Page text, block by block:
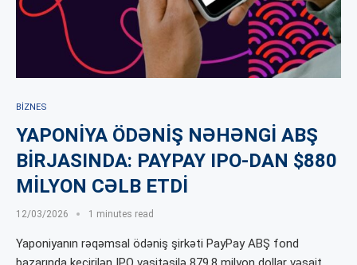
BIZNES
YAPONİYA ÖDƏNİŞ NƏHƏNGİ ABŞ
BİRJASINDA: PAYPAY IPO-DAN $880
MİLYON CƏLB ETDİ
12/03/2026 1 minutes read
Yaponiyanın rəqəmsal ödəniş şirkəti PayPay ABŞ fond